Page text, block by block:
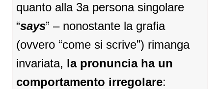
quanto alla 3a persona singolare
“says” – nonostante la grafia
(ovvero “come si scrive”) rimanga
invariata, la pronuncia ha un
comportamento irregolare: